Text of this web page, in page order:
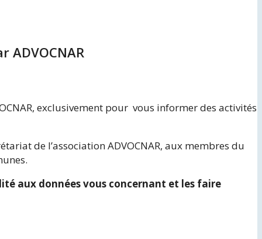
ADVOCNAR
exclusivement pour vous informer des activités
de l’association ADVOCNAR, aux membres du
aux données vous concernant et les faire